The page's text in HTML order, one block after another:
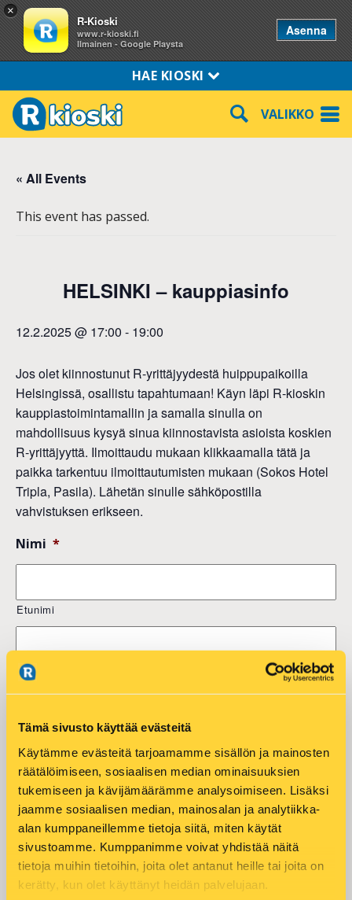
Tämä sivusto käyttää evästeitä
Käytämme evästeitä tarjoamamme sisällön ja mainosten
räätälöimiseen, sosiaalisen median ominaisuuksien
tukemiseen ja kävijämäärämme analysoimiseen. Lisäksi
jaamme sosiaalisen median, mainosalan ja analytiikka-
alan kumppaneillemme tietoja siitä, miten käytät
sivustoamme. Kumppanimme voivat yhdistää näitä
tietoja muihin tietoihin, joita olet antanut heille tai joita on
kerätty, kun olet käyttänyt heidän palvelujaan.
×
R-Kioski
www.r-kioski.fi
Ilmainen - Google Playsta
Asenna
HAE KIOSKI
VALIKKO
« All Events
This event has passed.
HELSINKI – kauppiasinfo
12.2.2025 @ 17:00 - 19:00
Jos olet kiinnostunut R-yrittäjyydestä huippupaikoilla
Helsingissä, osallistu tapahtumaan! Käyn läpi R-kioskin
kauppiastoimintamallin ja samalla sinulla on
mahdollisuus kysyä sinua kiinnostavista asioista koskien
R-yrittäjyyttä. Ilmoittaudu mukaan klikkaamalla tätä ja
paikka tarkentuu ilmoittautumisten mukaan (Sokos Hotel
Tripla, Pasila). Lähetän sinulle sähköpostilla
vahvistuksen erikseen.
Nimi *
Etunimi
Sukunimi
Puhelin